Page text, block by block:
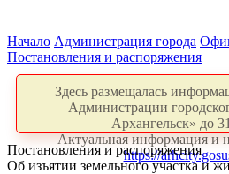
Начало Администрация города
Постановления и распоряжения
Здесь размещалась
Администрации
Архангельск» до
Актуальная информация и
https://
Постановления и распоряжения
Об изъятии земельного участка и